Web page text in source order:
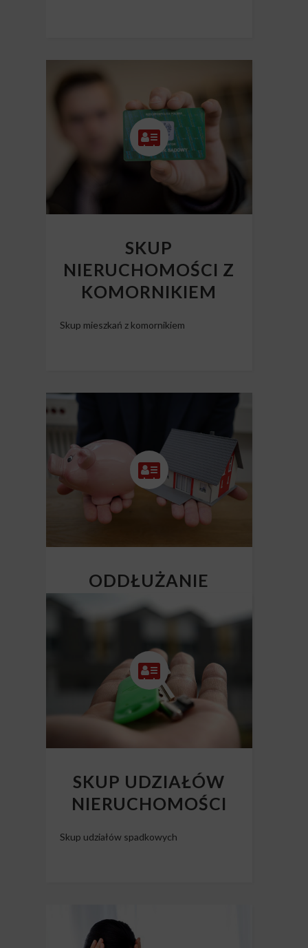
SKUP
NIERUCHOMOŚCI Z
KOMORNIKIEM
Skup mieszkań z komornikiem
ODDŁUŻANIE
NIERUCHOMOŚCI
SKUP UDZIAŁÓW
NIERUCHOMOŚCI
Skup udziałów spadkowych